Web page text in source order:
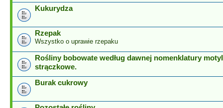
Kukurydza
Rzepak
Wszystko o uprawie rzepaku
Rośliny bobowate według dawnej nomenklatury
strączkowe.
Burak cukrowy